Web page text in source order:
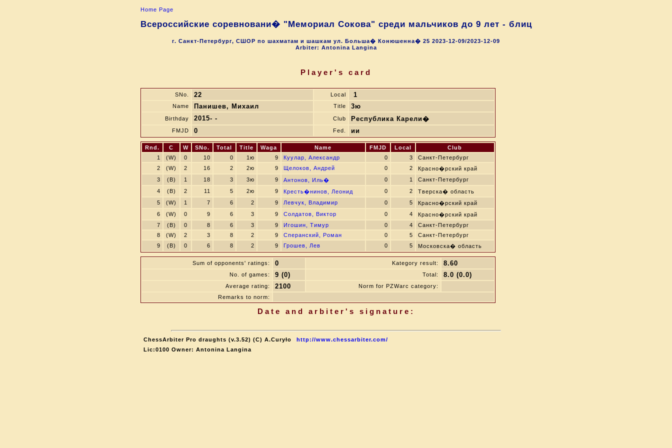
Home Page
Всероссийские соревновани� "Мемориал Сокова" среди мальчиков до 9 лет - блиц
г. Санкт-Петербург, СШОР по шахматам и шашкам ул. Больша� Конюшенна� 25 2023-12-09/2023-12-09
Arbiter: Antonina Langina
Player's card
SNo. 22 Local 1
Name Панишев, Михаил Title 3ю
Birthday 2015- - Club Республика Карели�
FMJD 0 Fed. ии
Rnd. C W SNo. Total Title Waga Name FMJD Local
Club
1
(W) 0 10 0 1ю 9 Куулар, Александр 0 3
Санкт-Петербург
2
(W) 2 16 2 2ю 9 Щелоков, Андрей 0 2
Красно�рский край
3
(B) 1 18 3 3ю 9 Антонов, Иль� 0 1
Санкт-Петербург
4
(B) 2 11 5 2ю 9 Кресть�нинов, Леонид 0 2
Тверска� область
5
(W) 1 7 6 2 9 Левчук, Владимир 0 5
Красно�рский край
6
(W) 0 9 6 3 9 Солдатов, Виктор 0 4
Красно�рский край
7
(B) 0 8 6 3 9 Игошин, Тимур 0 4
Санкт-Петербург
8
(W) 2 3 8 2 9 Сперанский, Роман 0 5
Санкт-Петербург
9
(B) 0 6 8 2 9 Грошев, Лев 0 5 Московска� область
Sum of opponents' ratings: 0 Kategory result: 8.60
No. of games: 9 (0) Total: 8.0 (0.0)
Average rating: 2100
Norm for PZWarc category:
Remarks to norm:
Date and arbiter's signature:
ChessArbiter Pro draughts (v.3.52) (C) A.Curyło
http://www.chessarbiter.com/
Lic:0100 Owner: Antonina Langina